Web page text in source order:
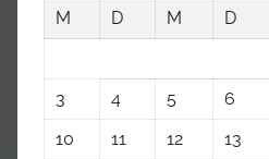
M
D M D
3
4 5 6
10
11 12 13